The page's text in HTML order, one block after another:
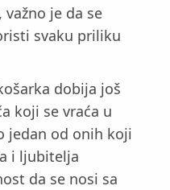
je da se
svaku priliku
dobija još
koji se vraća u
jedan od onih koji
i ljubitelja
da se nosi sa